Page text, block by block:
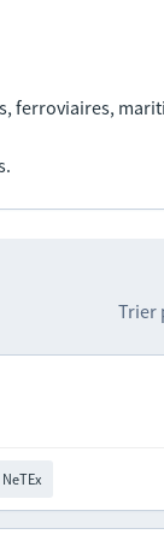
ferroviaires,
Trier
NeTEx